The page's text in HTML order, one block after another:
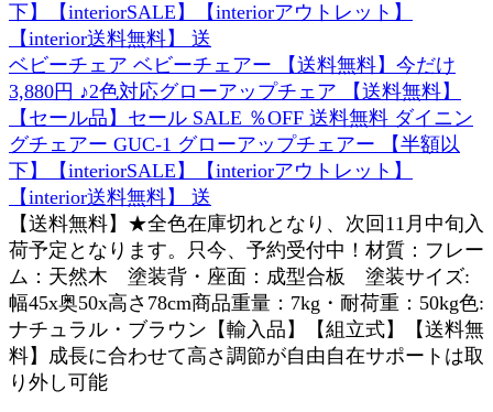
ベビーチェア ベビーチェアー 【送料無料】今だけ
3,880円 ♪2色対応グローアップチェア 【送料無料】
【セール品】セール SALE ％OFF 送料無料 ダイニン
グチェアー GUC-1 グローアップチェアー 【半額以
下】【interiorSALE】【interiorアウトレット】
【interior送料無料】 送
【送料無料】★全色在庫切れとなり、次回11月中旬入
荷予定となります。只今、予約受付中！材質：フレー
ム：天然木 塗装背・座面：成型合板 塗装サイズ:
幅45x奥50x高さ78cm商品重量：7kg・耐荷重：50kg色:
ナチュラル・ブラウン【輸入品】【組立式】【送料無
料】成長に合わせて高さ調節が自由自在サポートは取
り外し可能